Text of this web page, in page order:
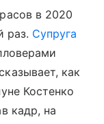
в 2020
раз. Супруга
как
Костенко
кадр, на